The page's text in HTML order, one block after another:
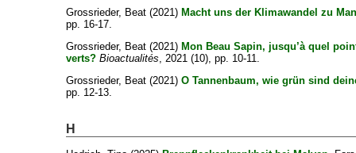
Grossrieder, Beat (2021) Macht uns der Klimawandel zu
pp. 16-17.
Grossrieder, Beat (2021) Mon Beau Sapin, jusqu’à quel
verts? Bioactualités, 2021 (10), pp. 10-11.
Grossrieder, Beat (2021)O Tannenbaum, wie grün sind
pp. 12-13.
H